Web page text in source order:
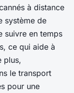
à distance
système de
suivre en temps
ce qui aide à
plus,
le transport
pour une